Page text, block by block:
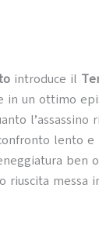
introduce il
in un ottimo
l’assassino
lento
ben
riuscita messa